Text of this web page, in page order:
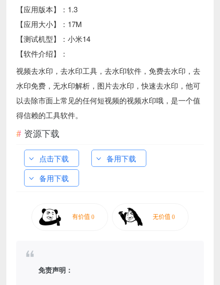
【应用版本】：1.3
【应用大小】：17M
【测试机型】：小米14
【软件介绍】：
视频去水印，去水印工具，去水印软件，免费去水印，去
水印免费，无水印解析，图片去水印，快速去水印，他可
以去除市面上常见的任何短视频的视频水印哦，是一个值
得信赖的工具软件。
资源下载
点击下载
备用下载
备用下载
免责声明：